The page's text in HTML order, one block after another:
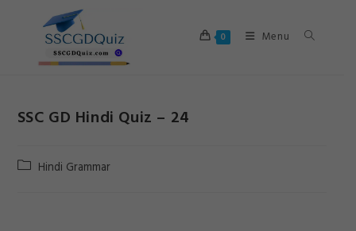
0 Menu
SSC GD Hindi Quiz – 24
Post Hindi Grammar